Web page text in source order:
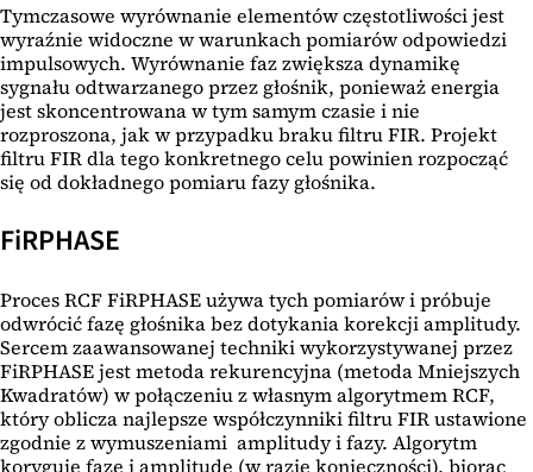
Tymczasowe wyrównanie elementów częstotliwości jest
wyraźnie widoczne w warunkach pomiarów odpowiedzi
impulsowych. Wyrównanie faz zwiększa dynamikę
sygnału odtwarzanego przez głośnik, ponieważ energia
jest skoncentrowana w tym samym czasie i nie
rozproszona, jak w przypadku braku filtru FIR. Projekt
filtru FIR dla tego konkretnego celu powinien rozpocząć
się od dokładnego pomiaru fazy głośnika.
FiRPHASE
Proces RCF FiRPHASE używa tych pomiarów i próbuje
odwrócić fazę głośnika bez dotykania korekcji amplitudy.
Sercem zaawansowanej techniki wykorzystywanej przez
FiRPHASE jest metoda rekurencyjna (metoda Mniejszych
Kwadratów) w połączeniu z własnym algorytmem RCF,
który oblicza najlepsze współczynniki filtru FIR ustawione
zgodnie z wymuszeniami amplitudy i fazy. Algorytm
koryguje fazę i amplitudę (w razie konieczności), biorąc